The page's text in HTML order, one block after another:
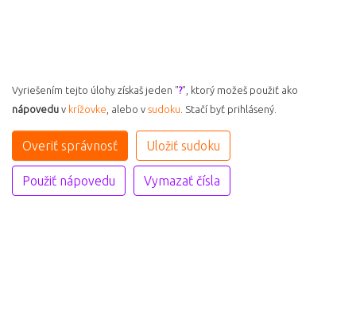
Vyriešením tejto úlohy získaš jeden "?", ktorý možeš použiť ako
nápovedu v krížovke , alebo v sudoku . Stačí byť prihlásený.